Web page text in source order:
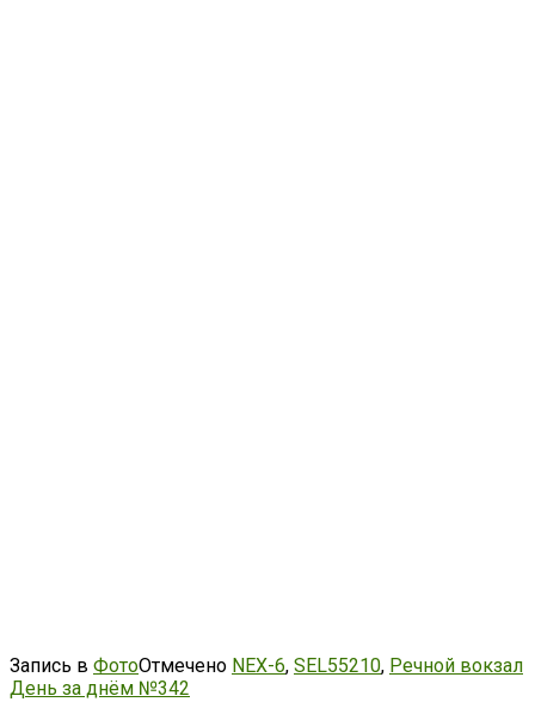
Запись в ФотоОтмечено NEX-6, SEL55210, Речной вокзал
Навигация
День за днём №342